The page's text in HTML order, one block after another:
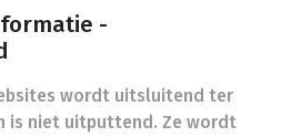
-
wordt uitsluitend ter
is niet uitputtend. Ze wordt